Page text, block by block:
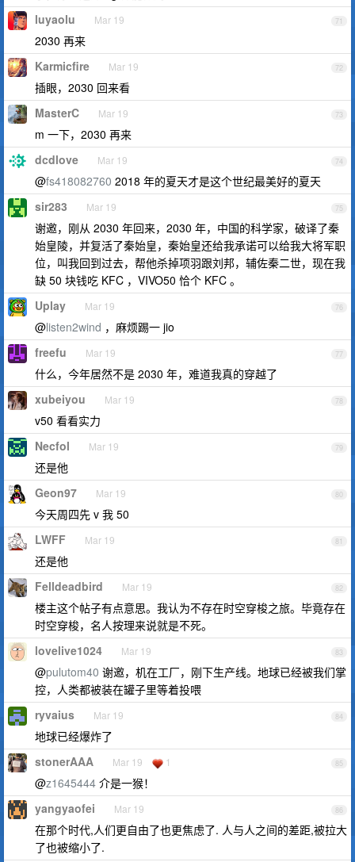
71
luyaolu Mar 19
2030 再来
72
Karmicfire Mar 19
插眼，2030 回来看
73
MasterC Mar 19
m 一下，2030 再来
74
dcdlove Mar 19
@fs418082760 2018 年的夏天才是这个世纪最美好的夏天
75
sir283 Mar 19
谢邀，刚从 2030 年回来，2030 年，中国的科学家，破译了秦
始皇陵，并复活了秦始皇，秦始皇还给我承诺可以给我大将军职
位，叫我回到过去，帮他杀掉项羽跟刘邦，辅佐秦二世，现在我
缺 50 块钱吃 KFC ，VIVO50 恰个 KFC 。
76
Uplay Mar 19
@listen2wind ，麻烦踢一 jio
77
freefu Mar 19
什么，今年居然不是 2030 年，难道我真的穿越了
78
xubeiyou Mar 19
v50 看看实力
79
Necfol Mar 19
还是他
80
Geon97 Mar 19
今天周四先 v 我 50
81
LWFF Mar 19
还是他
82
Felldeadbird Mar 19
楼主这个帖子有点意思。我认为不存在时空穿梭之旅。毕竟存在
时空穿梭，名人按理来说就是不死。
83
lovelive1024 Mar 19
@pulutom40 谢邀，机在工厂，刚下生产线。地球已经被我们掌
控，人类都被装在罐子里等着投喂
84
ryvaius Mar 19
地球已经爆炸了
85
stonerAAA Mar 19 1
@z1645444 介是一猴！
86
yangyaofei Mar 19
在那个时代,人们更自由了也更焦虑了. 人与人之间的差距,被拉大
了也被缩小了.